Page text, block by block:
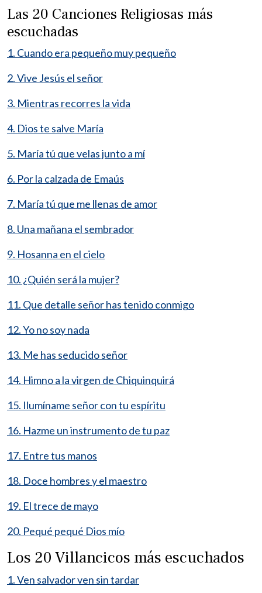
Las 20 Canciones Religiosas más
escuchadas
1. Cuando era pequeño muy pequeño
2. Vive Jesús el señor
3. Mientras recorres la vida
4. Dios te salve María
5. María tú que velas junto a mí
6. Por la calzada de Emaús
7. María tú que me llenas de amor
8. Una mañana el sembrador
9. Hosanna en el cielo
10. ¿Quién será la mujer?
11. Que detalle señor has tenido conmigo
12. Yo no soy nada
13. Me has seducido señor
14. Himno a la virgen de Chiquinquirá
15. Ilumíname señor con tu espíritu
16. Hazme un instrumento de tu paz
17. Entre tus manos
18. Doce hombres y el maestro
19. El trece de mayo
20. Pequé pequé Dios mío
Los 20 Villancicos más escuchados
1. Ven salvador ven sin tardar